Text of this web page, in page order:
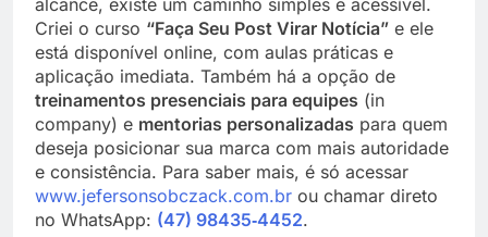
Criei o curso “Faça Seu Post Virar Notícia” e ele
está disponível online, com aulas práticas e
aplicação imediata. Também há a opção de
treinamentos presenciais para equipes (in
company) e mentorias personalizadas para quem
deseja posicionar sua marca com mais autoridade
e consistência. Para saber mais, é só acessar
www.jefersonsobczack.com.br ou chamar direto
no WhatsApp: (47) 98435‑4452.